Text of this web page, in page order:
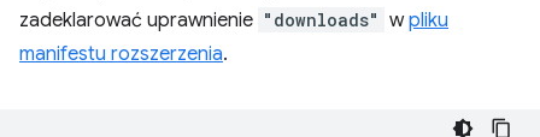
zadeklarować uprawnienie "downloads" wpliku
manifestu rozszerzenia.